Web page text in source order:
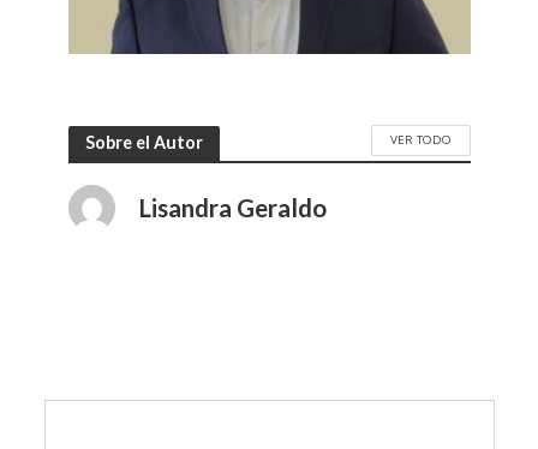
Sobre el Autor VER TODO
Lisandra Geraldo